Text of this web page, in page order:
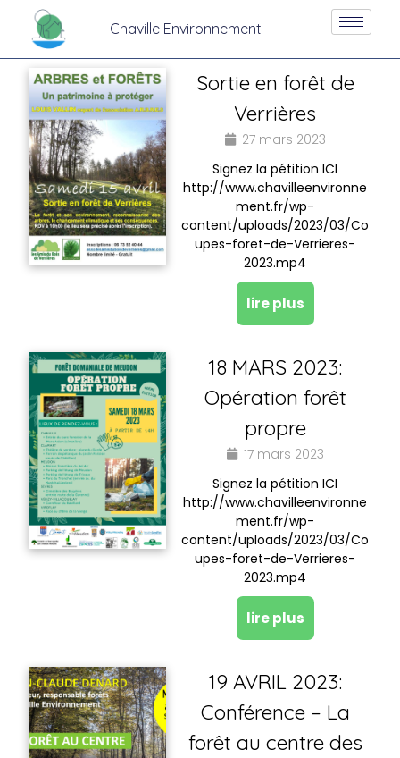
Chaville Environnement
Sortie en forêt de
Verrières
27 mars 2023
Signez la pétition ICI
http://www.chavilleenvironne
ment.fr/wp-
content/uploads/2023/03/Co
upes-foret-de-Verrieres-
2023.mp4
lire plus
18 MARS 2023:
Opération forêt
propre
17 mars 2023
Signez la pétition ICI
http://www.chavilleenvironne
ment.fr/wp-
content/uploads/2023/03/Co
upes-foret-de-Verrieres-
2023.mp4
lire plus
19 AVRIL 2023:
Conférence – La
forêt au centre des